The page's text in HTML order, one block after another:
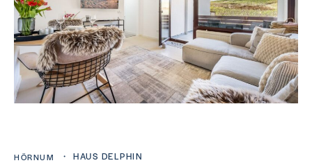
HÖRNUM ・ HAUS DELPHIN